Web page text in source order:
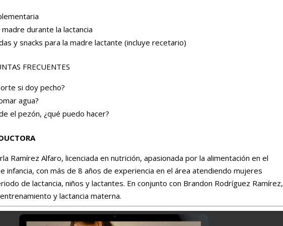
durante la lactancia
y snacks para la madre lactante (incluye recetario)
FRECUENTES
si doy pecho?
agua?
el pezón, ¿qué puedo hacer?
Ramírez Alfaro, licenciada en nutrición, apasionada por la alimentación en el
infancia, con más de 8 años de experiencia en el área atendiendo mujeres
de lactancia, niños y lactantes. En conjunto con Brandon Rodríguez Ramírez,
y lactancia materna.